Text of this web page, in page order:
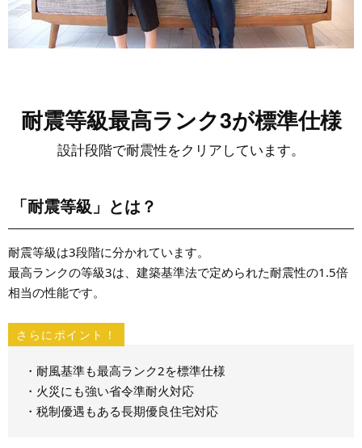
耐震等級最高ランク3が標準仕様
設計段階で耐震性をクリアしています。
「耐震等級」とは？
耐震等級は3段階に分かれています。
最高ランクの等級3は、建築基準法で定められた耐震性の1.5倍
相当の性能です。
さらにポイント！
・耐風基準も最高ランク2を標準仕様
・火災にも強い省令準耐火対応
・税制優遇もある長期優良住宅対応